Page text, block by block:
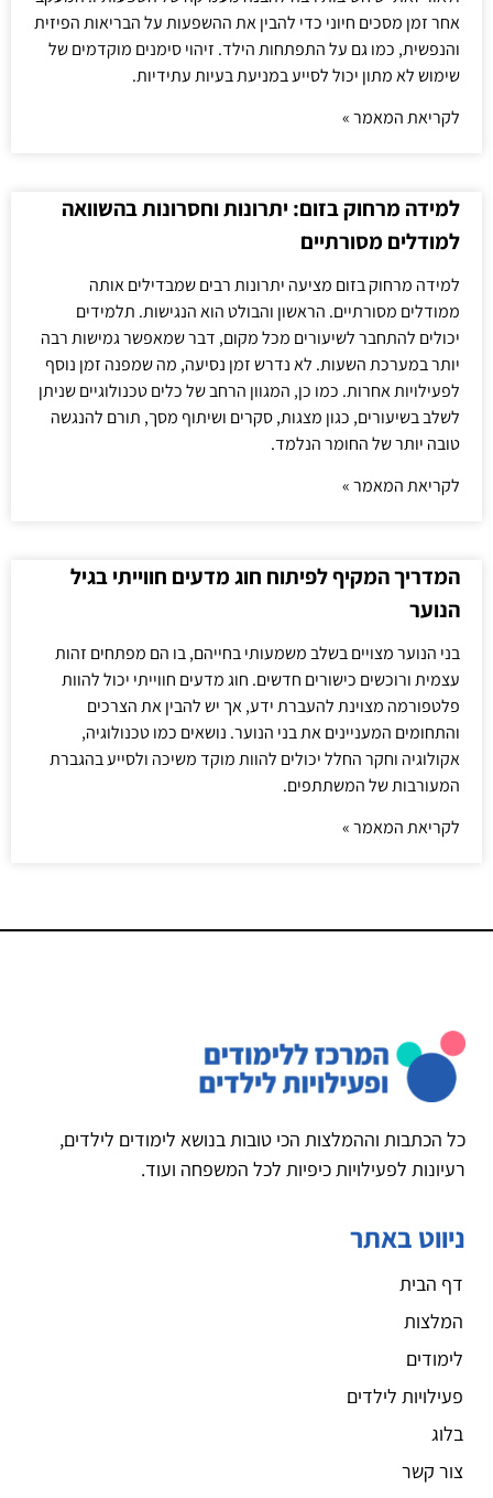
אחר זמן מסכים חיוני כדי להבין את ההשפעות על הבריאות הפיזית
והנפשית, כמו גם על התפתחות הילד. זיהוי סימנים מוקדמים של
שימוש לא מתון יכול לסייע במניעת בעיות עתידיות.
לקריאת המאמר »
למידה מרחוק בזום: יתרונות וחסרונות בהשוואה
למודלים מסורתיים
למידה מרחוק בזום מציעה יתרונות רבים שמבדילים אותה
ממודלים מסורתיים. הראשון והבולט הוא הנגישות. תלמידים
יכולים להתחבר לשיעורים מכל מקום, דבר שמאפשר גמישות רבה
יותר במערכת השעות. לא נדרש זמן נסיעה, מה שמפנה זמן נוסף
לפעילויות אחרות. כמו כן, המגוון הרחב של כלים טכנולוגיים שניתן
לשלב בשיעורים, כגון מצגות, סקרים ושיתוף מסך, תורם להנגשה
טובה יותר של החומר הנלמד.
לקריאת המאמר »
המדריך המקיף לפיתוח חוג מדעים חווייתי בגיל
הנוער
בני הנוער מצויים בשלב משמעותי בחייהם, בו הם מפתחים זהות
עצמית ורוכשים כישורים חדשים. חוג מדעים חווייתי יכול להוות
פלטפורמה מצוינת להעברת ידע, אך יש להבין את הצרכים
והתחומים המעניינים את בני הנוער. נושאים כמו טכנולוגיה,
אקולוגיה וחקר החלל יכולים להוות מוקד משיכה ולסייע בהגברת
המעורבות של המשתתפים.
לקריאת המאמר »
כל הכתבות וההמלצות הכי טובות בנושא לימודים לילדים,
רעיונות לפעילויות כיפיות לכל המשפחה ועוד.
ניווט באתר
דף הבית
המלצות
לימודים
פעילויות לילדים
בלוג
צור קשר